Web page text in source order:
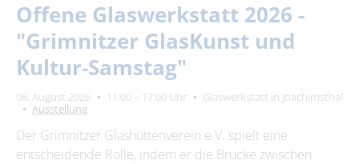
Offene Glaswerkstatt 2026 -
"Grimnitzer GlasKunst und
Kultur-Samstag"
08. August 2026 11:00 – 17:00 Uhr
Glaswerkstatt in Joachimsthal
Ausstellung
Der Grimnitzer Glashüttenverein e.V. spielt eine
entscheidende Rolle, indem er die Brücke zwischen